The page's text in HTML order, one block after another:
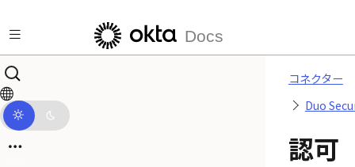
Docs
コネクター
Duo
認可